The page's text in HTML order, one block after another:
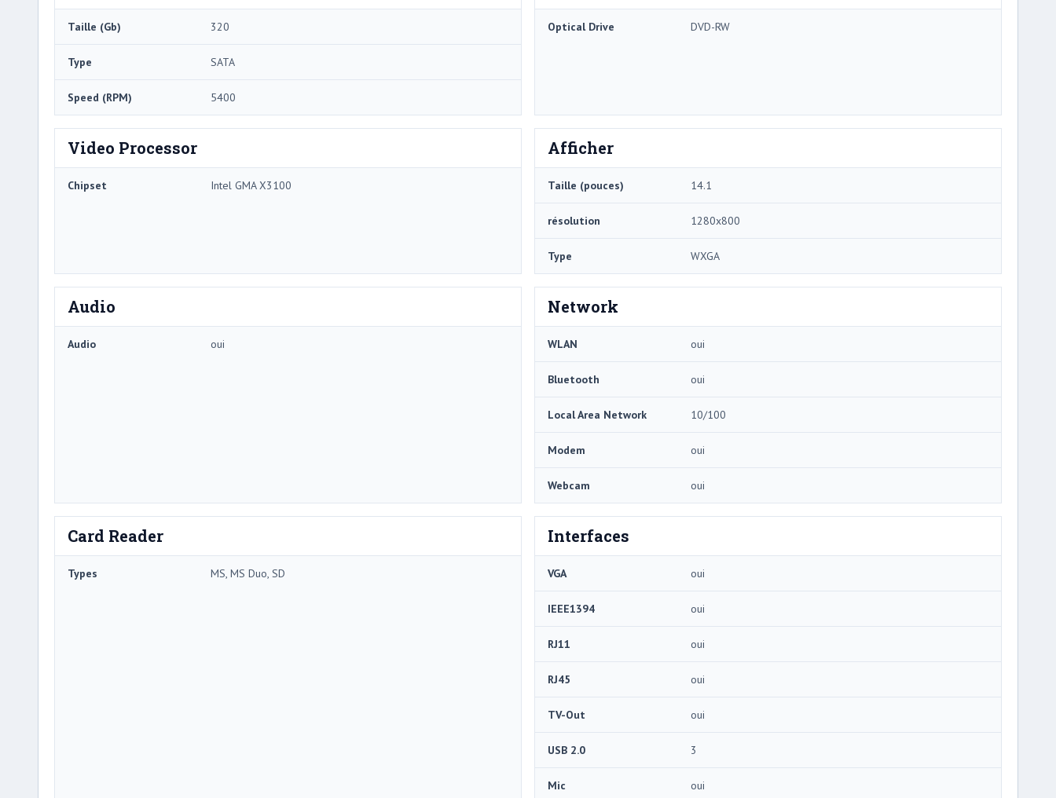
Taille (Gb) 320
Type SATA
Speed ​​(RPM) 5400
Optical Drive DVD-RW
Video Processor
Chipset Intel GMA X3100
Afficher
Taille (pouces) 14.1
résolution 1280x800
Type WXGA
Audio
Audio oui
Network
WLAN oui
Bluetooth oui
Local Area Network 10/100
Modem oui
Webcam oui
Card Reader
Types MS, MS Duo, SD
Interfaces
VGA oui
IEEE1394 oui
RJ11 oui
RJ45 oui
TV-Out oui
USB 2.0 3
Mic oui